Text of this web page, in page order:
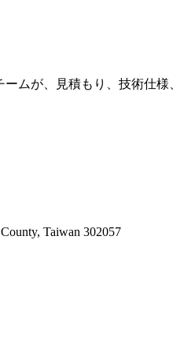
ムが、見積もり、技術仕様
Taiwan 302057